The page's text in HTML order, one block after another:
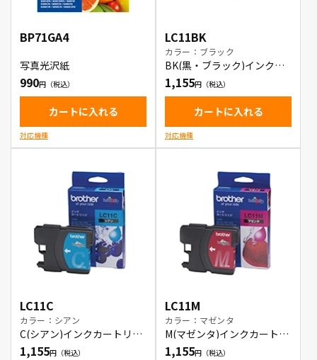
BP71GA4
写真光沢紙
990
カートに入れる
対応機種
LC11BK
カラー：ブラック
BK(黒・ブラック)インクカ
ートリッジ
1,155
カートに入れる
対応機種
LC11C
カラー：シアン
C(シアン)インクカートリッ
ジ
1,155
LC11M
カラー：マゼンタ
M(マゼンタ)インクカートリ
ッジ
1,155